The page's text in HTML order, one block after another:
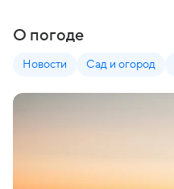
О погоде
Новости Сад и огород